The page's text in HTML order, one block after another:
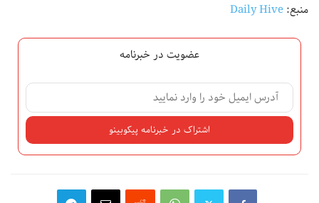
منبع:Daily Hive
عضویت در خبرنامه